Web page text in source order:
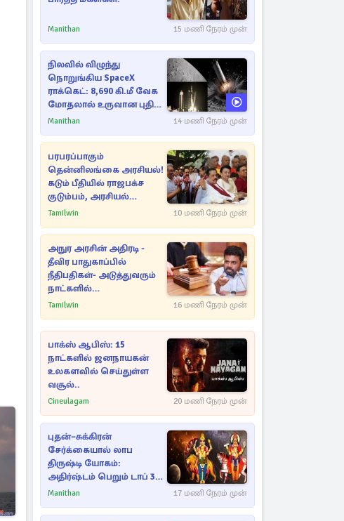
Manithan 15 மணி நேரம் முன்
நிலவில் விழுந்து
நொறுங்கிய SpaceX
ராக்கெட்: 8,690 கி.மீ வேக
மோதலால் உருவான புதிய
பள்ளம்!
Manithan 14 மணி நேரம் முன்
பரபரப்பாகும்
தென்னிலங்கை அரசியல்!
கடும் பீதியில் ராஜபக்ச
குடும்பம், அரசியல்
நட்புகள்
Tamilwin 10 மணி நேரம் முன்
அநுர அரசின் அதிரடி -
தீவிர பாதுகாப்பில்
நீதிபதிகள்- அடுத்துவரும்
நாட்களில்
அம்பலமாகவுள்ள ரகசியம்
Tamilwin 16 மணி நேரம் முன்
பாக்ஸ் ஆபிஸ்: 15
நாட்களில் ஜனநாயகன்
உலகளவில் செய்துள்ள
வசூல்..
Cineulagam 20 மணி நேரம் முன்
புதன்–சுக்கிரன்
சேர்க்கையால் லாப
திருஷ்டி யோகம்:
அதிர்ஷ்டம் பெறும் டாப் 3
ராசிகள்!
Manithan 17 மணி நேரம் முன்